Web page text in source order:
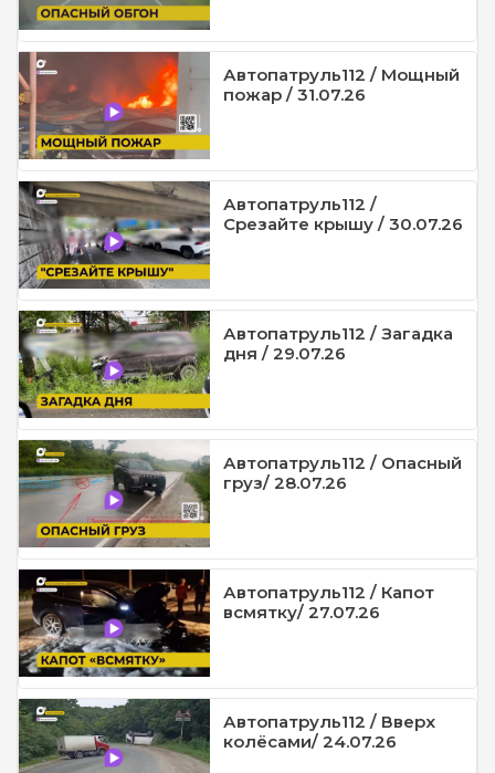
Автопатруль112 / Мощный
пожар / 31.07.26
Автопатруль112 /
Срезайте крышу / 30.07.26
Автопатруль112 / Загадка
дня / 29.07.26
Автопатруль112 / Опасный
груз/ 28.07.26
Автопатруль112 / Капот
всмятку/ 27.07.26
Автопатруль112 / Вверх
колёсами/ 24.07.26